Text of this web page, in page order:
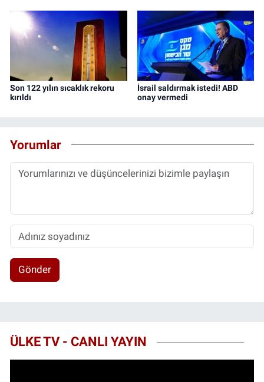
Son 122 yılın sıcaklık rekoru
kırıldı
İsrail saldırmak istedi! ABD
onay vermedi
Yorumlar
Gönder
ÜLKE TV - CANLI YAYIN